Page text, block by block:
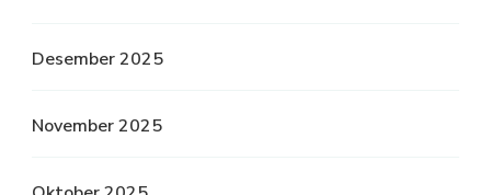
Desember 2025
November 2025